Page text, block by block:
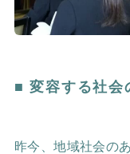
■ 変容する社会
昨今、地域社会の